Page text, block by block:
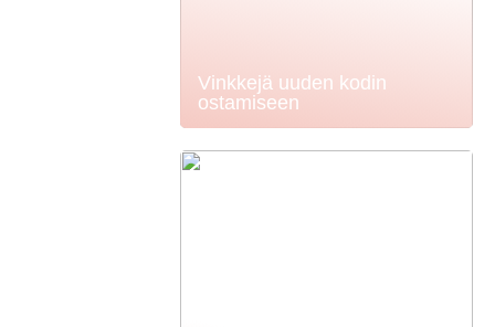
Vinkkejä uuden kodin
ostamiseen